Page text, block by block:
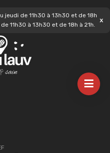
jeudi de 11h30 à 13h30 et de 18h
11h30 à 13h30 et de 18h à 21h.